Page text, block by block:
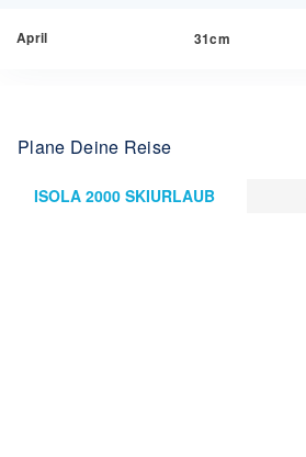
April 31cm
Plane Deine Reise
ISOLA 2000 SKIURLAUB